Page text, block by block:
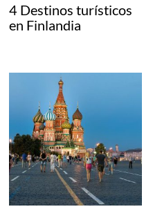
4 Destinos turísticos
en Finlandia